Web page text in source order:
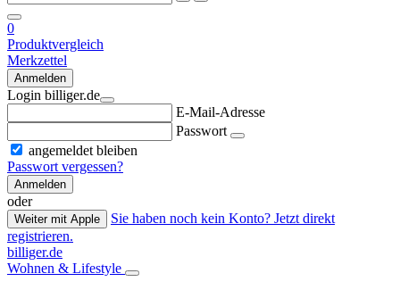
0
Produktvergleich
Merkzettel
Anmelden
Login billiger.de
E-Mail-Adresse
Passwort
angemeldet bleiben
Passwort vergessen?
Anmelden
oder
Weiter mit Apple
Sie haben noch kein Konto? Jetzt direkt
registrieren.
billiger.de
Wohnen & Lifestyle